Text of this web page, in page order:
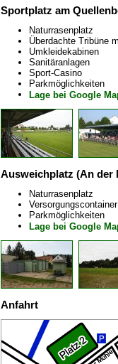
Sportplatz am
Naturrasenplatz
Überdachte Tribüne
Umkleidekabinen
Sanitäranlagen
Sport-Casino
Parkmöglichkeiten
Lage bei Google
Ausweichplatz (An der
Naturrasenplatz
Versorgungscontainer
Parkmöglichkeiten
Lage bei Google
Anfahrt